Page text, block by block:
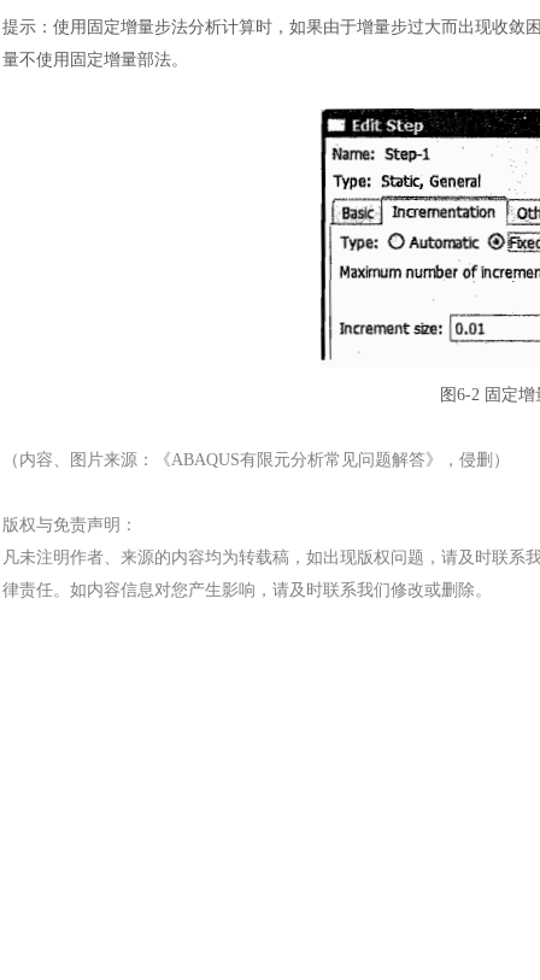
提示 ： 使用固定增量步法分析计算时，如果由于增量步过大而出现收敛
量不使用固定增量部法。
图 6-2 固定
（内容、图片来源：《ABAQUS有限元分析常见问题解答》，侵删）
版权与免责声明：
凡未注明作者、来源的内容均为转载稿，如出现版权问题，请及时联
律责任。如内容信息对您产生影响，请及时联系我们修改或删除。